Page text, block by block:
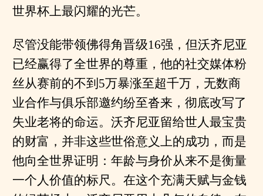
世界杯上最闪耀的光芒。
尽管没能带领佛得角晋级16强，但沃齐尼亚
已经赢得了全世界的尊重，他的社交媒体粉
丝从赛前的不到5万暴涨至超千万，无数商
业合作与俱乐部邀约纷至沓来，彻底改写了
失业老将的命运。沃齐尼亚留给世人最宝贵
的财富，并非这些世俗意义上的成功，而是
他向全世界证明：年龄与身价从来不是衡量
一个人价值的标尺。在这个充满天赋与金钱